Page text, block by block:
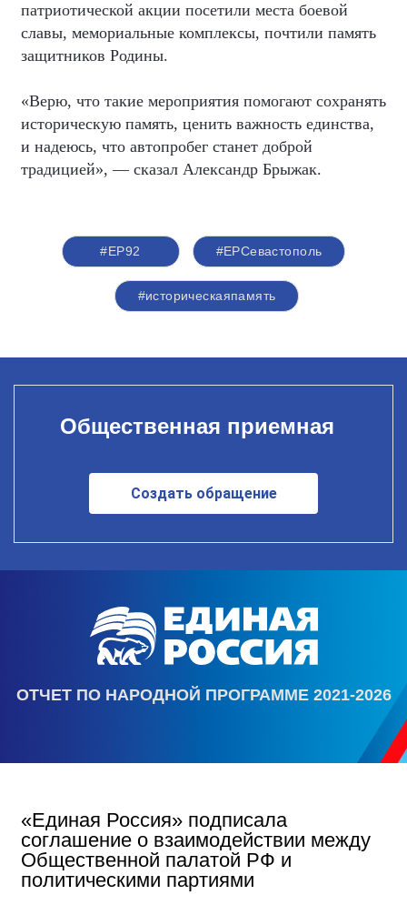
патриотической акции посетили места боевой
славы, мемориальные комплексы, почтили память
защитников Родины.
«Верю, что такие мероприятия помогают сохранять
историческую память, ценить важность единства,
и надеюсь, что автопробег станет доброй
традицией», — сказал Александр Брыжак.
#ЕР92 #ЕРСевастополь
#историческаяпамять
Общественная приемная
Создать обращение
ОТЧЕТ ПО НАРОДНОЙ ПРОГРАММЕ 2021-2026
«Единая Россия» подписала
соглашение о взаимодействии между
Общественной палатой РФ и
политическими партиями